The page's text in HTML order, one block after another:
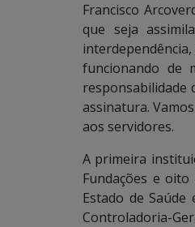
Francisco
que seja
funcionando de
responsabilidade
assinatura.
aos servidores.
A primeira
Fundações e
Estado de
Controladoria-